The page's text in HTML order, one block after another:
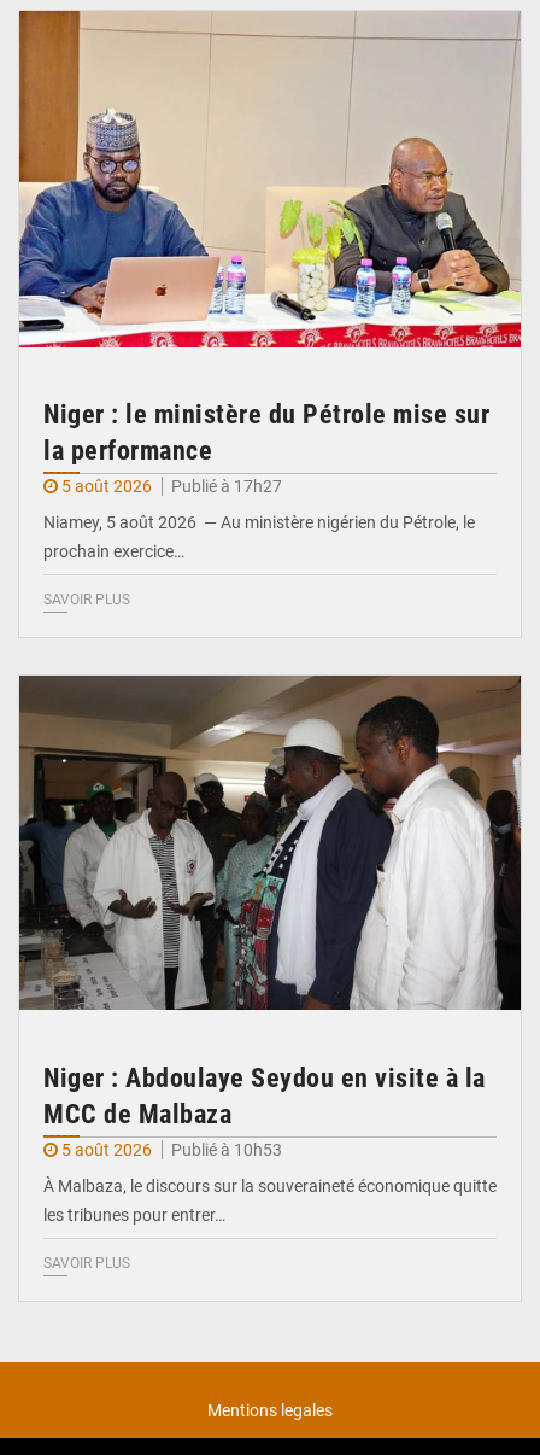
Niger : le ministère du Pétrole mise sur
la performance
5 août 2026
Publié à 17h27
Niamey, 5 août 2026 — Au ministère nigérien du Pétrole, le
prochain exercice…
SAVOIR PLUS
Niger : Abdoulaye Seydou en visite à la
MCC de Malbaza
5 août 2026
Publié à 10h53
À Malbaza, le discours sur la souveraineté économique quitte
les tribunes pour entrer…
SAVOIR PLUS
Mentions legales